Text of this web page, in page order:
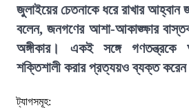
জুলাইয়ের চেতনাকে ধরে রাখার আহ্বান
বলেন, জনগণের আশা-আকাঙ্ক্ষার
অঙ্গীকার। একই সঙ্গে গণতন্ত্রকে
শক্তিশালী করার প্রত্যয়ও ব্যক্ত করেন
ট্যাগসমূহ: